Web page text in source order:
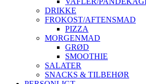
DRIKKE
FROKOST/AFTENSMAD
PIZZA
MORGENMAD
GRØD
SMOOTHIE
SALATER
SNACKS & TILBEHØR